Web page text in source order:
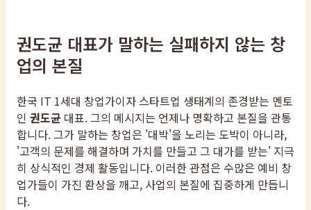
권도균 대표가 말하는 실패하지 않는 창
업의 본질
한국 IT 1세대 창업가이자 스타트업 생태계의 존경받는 멘토
인 권도균 대표. 그의 메시지는 언제나 명확하고 본질을 관통
합니다. 그가 말하는 창업은 '대박'을 노리는 도박이 아니라,
'고객의 문제를 해결하며 가치를 만들고 그 대가를 받는' 지극
히 상식적인 경제 활동입니다. 이러한 관점은 수많은 예비 창
업가들이 가진 환상을 깨고, 사업의 본질에 집중하게 만듭니
다.